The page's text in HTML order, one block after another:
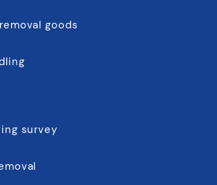
goods
survey